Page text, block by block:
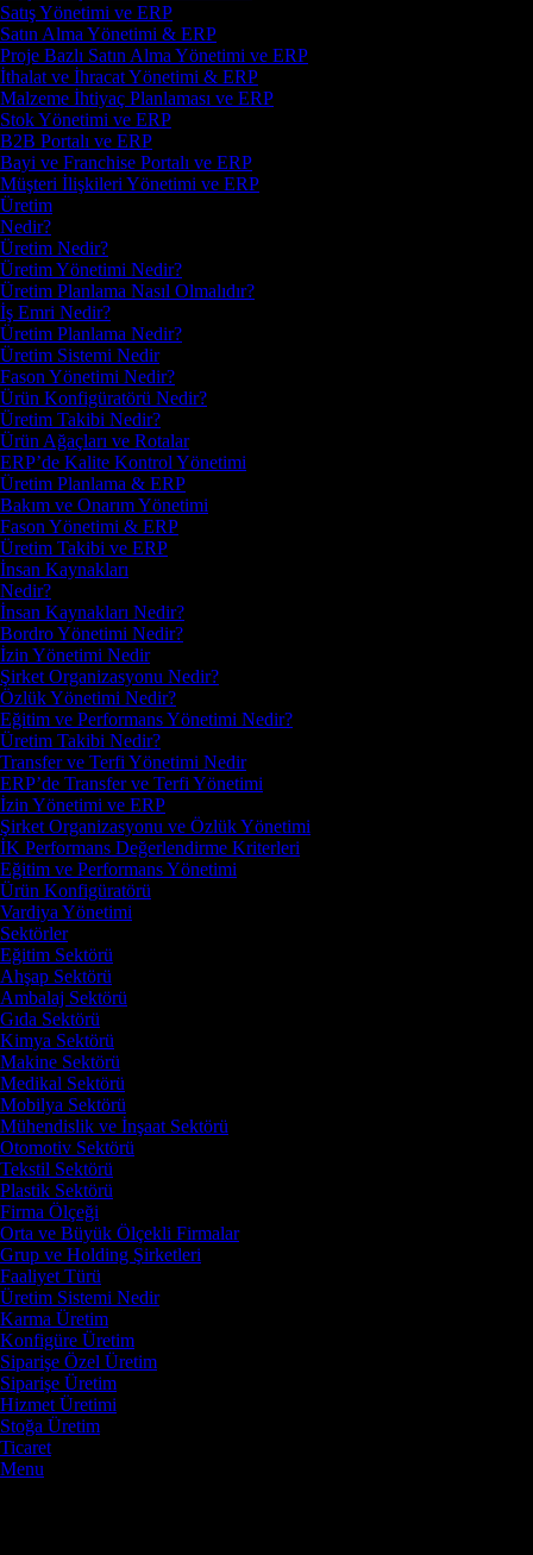
Satış Yönetimi ve ERP
Satın Alma Yönetimi & ERP
Proje Bazlı Satın Alma Yönetimi ve ERP
İthalat ve İhracat Yönetimi & ERP
Malzeme İhtiyaç Planlaması ve ERP
Stok Yönetimi ve ERP
B2B Portalı ve ERP
Bayi ve Franchise Portalı ve ERP
Müşteri İlişkileri Yönetimi ve ERP
Üretim
Nedir?
Üretim Nedir?
Üretim Yönetimi Nedir?
Üretim Planlama Nasıl Olmalıdır?
İş Emri Nedir?
Üretim Planlama Nedir?
Üretim Sistemi Nedir
Fason Yönetimi Nedir?
Ürün Konfigüratörü Nedir?
Üretim Takibi Nedir?
Ürün Ağaçları ve Rotalar
ERP’de Kalite Kontrol Yönetimi
Üretim Planlama & ERP
Bakım ve Onarım Yönetimi
Fason Yönetimi & ERP
Üretim Takibi ve ERP
İnsan Kaynakları
Nedir?
İnsan Kaynakları Nedir?
Bordro Yönetimi Nedir?
İzin Yönetimi Nedir
Şirket Organizasyonu Nedir?
Özlük Yönetimi Nedir?
Eğitim ve Performans Yönetimi Nedir?
Üretim Takibi Nedir?
Transfer ve Terfi Yönetimi Nedir
ERP’de Transfer ve Terfi Yönetimi
İzin Yönetimi ve ERP
Şirket Organizasyonu ve Özlük Yönetimi
İK Performans Değerlendirme Kriterleri
Eğitim ve Performans Yönetimi
Ürün Konfigüratörü
Vardiya Yönetimi
Sektörler
Eğitim Sektörü
Ahşap Sektörü
Ambalaj Sektörü
Gıda Sektörü
Kimya Sektörü
Makine Sektörü
Medikal Sektörü
Mobilya Sektörü
Mühendislik ve İnşaat Sektörü
Otomotiv Sektörü
Tekstil Sektörü
Plastik Sektörü
Firma Ölçeği
Orta ve Büyük Ölçekli Firmalar
Grup ve Holding Şirketleri
Faaliyet Türü
Üretim Sistemi Nedir
Karma Üretim
Konfigüre Üretim
Siparişe Özel Üretim
Siparişe Üretim
Hizmet Üretimi
Stoğa Üretim
Ticaret
Menu